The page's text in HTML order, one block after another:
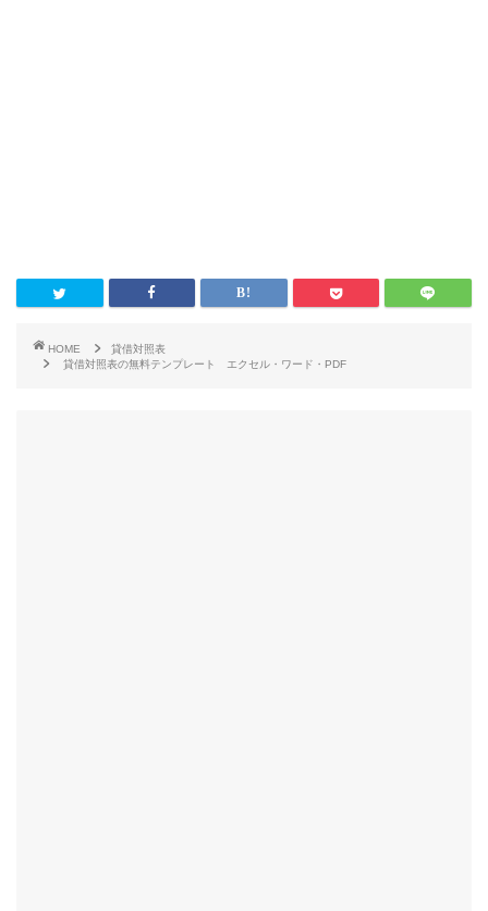
HOME
貸借対照表
貸借対照表の無料テンプレート エクセル・ワード・PDF